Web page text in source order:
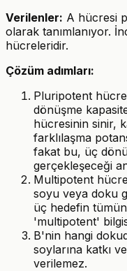
Verilenler: A hücresi
olarak tanımlanıyor.
hücreleridir.
Çözüm adımları:
Pluripotent
dönüşme
hücresinin sinir,
farklılaşma
fakat bu, üç
gerçekleşeceği
Multipotent
soyu veya doku
üç hedefin
'multipotent'
B'nin hangi
soylarına katkı
verilemez.